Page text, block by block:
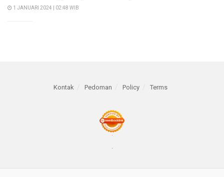
1 JANUARI 2024 | 02:48 WIB
Kontak Pedoman Policy Terms